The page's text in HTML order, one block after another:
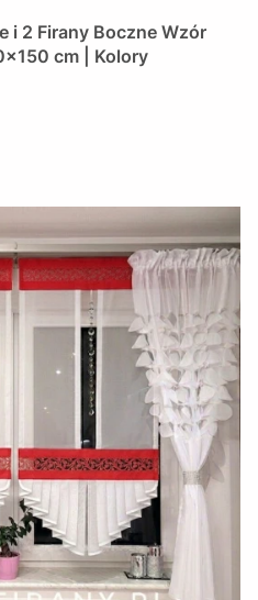
i 2 Firany Boczne Wzór
cm | Kolory